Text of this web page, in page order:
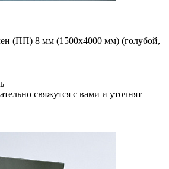
(ПП) 8 мм (1500х4000 мм) (голубой,
свяжутся с вами и уточнят